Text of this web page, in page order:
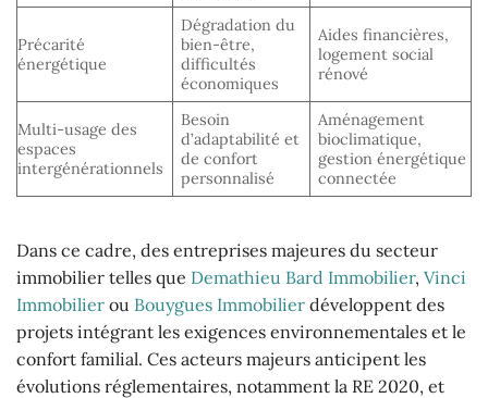
Précarité
énergétique
Dégradation du
bien-être,
difficultés
économiques
Aides financières,
logement social
rénové
Multi-usage des
espaces
intergénérationnels
Besoin
d’adaptabilité et
de confort
personnalisé
Aménagement
bioclimatique,
gestion énergétique
connectée
Dans ce cadre, des entreprises majeures du secteur
immobilier telles que Demathieu Bard Immobilier, Vinci
Immobilier ou Bouygues Immobilier développent des
projets intégrant les exigences environnementales et le
confort familial. Ces acteurs majeurs anticipent les
évolutions réglementaires, notamment la RE 2020, et